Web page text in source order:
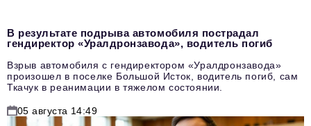
В результате подрыва автомобиля пострадал
гендиректор «Уралдронзавода», водитель погиб
Взрыв автомобиля с гендиректором «Уралдронзавода»
произошел в поселке Большой Исток, водитель погиб, сам
Ткачук в реанимации в тяжелом состоянии.
05 августа 14:49